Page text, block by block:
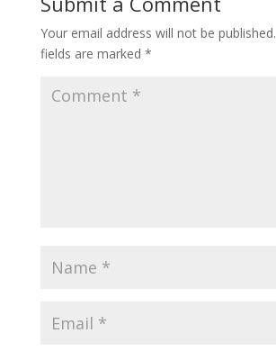
Your email address will not be published.
fields are marked *